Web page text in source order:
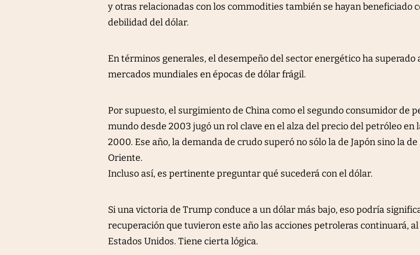
y otras relacionadas con los commodities también se hayan beneficiado
debilidad del dólar.
En términos generales, el desempeño del sector energético ha superado
mercados mundiales en épocas de dólar frágil.
Por supuesto, el surgimiento de China como el segundo consumidor de
mundo desde 2003 jugó un rol clave en el alza del precio del petróleo en
2000. Ese año, la demanda de crudo superó no sólo la de Japón sino la
Oriente.
Incluso así, es pertinente preguntar qué sucederá con el dólar.
Si una victoria de Trump conduce a un dólar más bajo, eso podría
recuperación que tuvieron este año las acciones petroleras continuará,
Estados Unidos. Tiene cierta lógica.